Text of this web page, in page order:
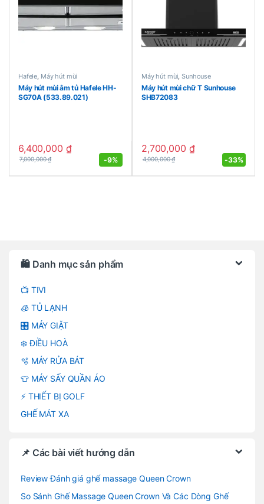
Hafele, Máy hút mùi
Máy hút mùi âm tủ Hafele HH-
SG70A (533.89.021)
6,400,000 ₫
7,000,000₫ -9%
Máy hút mùi,Sunhouse
Máy hút mùi chữ T Sunhouse
SHB72083
2,700,000 ₫
4,000,000₫ -33%
🛍️ Danh mục sản phẩm
📺 TIVI
🧊 TỦ LẠNH
🎛️ MÁY GIẶT
❄️ ĐIỀU HOÀ
🫧 MÁY RỬA BÁT
👕 MÁY SẤY QUẦN ÁO
⚡ THIẾT BỊ GOLF
GHẾ MÁT XA
📌 Các bài viết hướng dẫn
Review Đánh giá ghế massage Queen Crown
So Sánh Ghế Massage Queen Crown Và Các Dòng Ghế